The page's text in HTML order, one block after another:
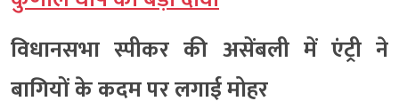
विधानसभा स्पीकर की असेंबली में एंट्री ने
बागियों के कदम पर लगाई मोहर